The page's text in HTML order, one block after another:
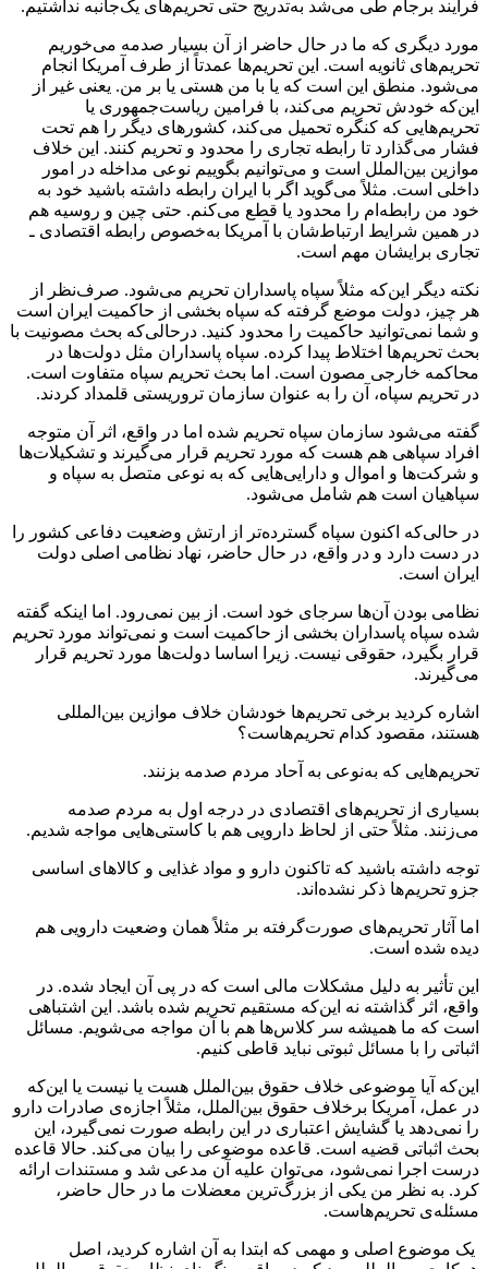
فرایند برجام طی می‌شد به‌تدریج حتی تحریم‌های یک‌جانبه نداشتیم.
مورد دیگری که ما در حال حاضر از آن بسیار صدمه می‌خوریم
تحریم‌های ثانویه است. این تحریم‌ها عمدتاً از طرف آمریکا انجام
می‌شود. منطق این است که یا با من هستی یا بر من. یعنی غیر از
این‌که خودش تحریم می‌کند، با فرامین ریاست‌جمهوری یا
تحریم‌هایی که کنگره تحمیل می‌کند، کشورهای دیگر را هم تحت
فشار می‌گذارد تا رابطه تجاری را محدود و تحریم کنند. این خلاف
موازین بین‌الملل است و می‌توانیم بگوییم نوعی مداخله در امور
داخلی است. مثلاً می‌گوید اگر با ایران رابطه داشته باشید خود به
خود من رابطه‌ام را محدود یا قطع می‌کنم. حتی چین و روسیه هم
در همین شرایط ارتباط‌شان با آمریکا به‌خصوص رابطه اقتصادی ـ
تجاری برایشان مهم است.
نکته دیگر این‌که مثلاً سپاه پاسداران تحریم می‌شود. صرف‌نظر از
هر چیز، دولت موضع گرفته که سپاه بخشی از حاکمیت ایران است
و شما نمی‌توانید حاکمیت را محدود کنید. درحالی‌که بحث مصونیت با
بحث تحریم‌ها اختلاط پیدا کرده. سپاه پاسداران مثل دولت‌ها در
محاکمه خارجی مصون است. اما بحث تحریم سپاه متفاوت است.
در تحریم سپاه، آن را به عنوان سازمان تروریستی قلمداد کردند.
گفته می‌شود سازمان سپاه تحریم شده اما در واقع، اثر آن متوجه
افراد سپاهی هم هست که مورد تحریم قرار می‌گیرند و تشکیلات‌ها
و شرکت‌ها و اموال و دارایی‌هایی که به نوعی متصل‌ به سپاه و
سپاهیان است هم شامل می‌شود.
در حالی‌که اکنون سپاه گسترده‌تر از ارتش وضعیت دفاعی کشور را
در دست دارد و در واقع، در حال حاضر، نهاد نظامی اصلی دولت
ایران است.
نظامی بودن آن‌ها سرجای خود است. از بین نمی‌رود. اما اینکه گفته
شده سپاه پاسداران بخشی از حاکمیت است و نمی‌تواند مورد تحریم
قرار بگیرد، حقوقی نیست. زیرا اساسا دولت‌ها مورد تحریم قرار
می‌گیرند.
اشاره کردید برخی تحریم‌ها خودشان خلاف موازین بین‌المللی
هستند، مقصود کدام تحریم‌هاست؟
تحریم‌هایی که به‌نوعی به آحاد مردم صدمه بزنند.
بسیاری از تحریم‌های اقتصادی در درجه اول به مردم صدمه
می‌زنند. مثلاً حتی از لحاظ دارویی هم با کاستی‌هایی مواجه شدیم.
توجه داشته باشید که تاکنون دارو و مواد غذایی و کالاهای اساسی
جزو تحریم‌ها ذکر نشده‌اند.
اما آثار تحریم‌های صورت‌گرفته بر مثلاً همان وضعیت دارویی هم
دیده شده است.
این تأثیر به دلیل مشکلات مالی است که در پی آن ایجاد شده. در
واقع، اثر گذاشته نه این‌که مستقیم تحریم شده باشد. این اشتباهی
است که ما همیشه سر کلاس‌ها هم با آن مواجه می‌شویم. مسائل
اثباتی را با مسائل ثبوتی نباید قاطی کنیم.
این‌که آیا موضوعی خلاف حقوق بین‌الملل هست یا نیست یا این‌که
در عمل، آمریکا برخلاف حقوق بین‌الملل، مثلاً اجازه‌ی صادرات دارو
را نمی‌دهد یا گشایش اعتباری در این رابطه صورت نمی‌گیرد، این
بحث اثباتی قضیه‌ است. قاعده موضوعی را بیان می‌کند. حالا قاعده
درست اجرا نمی‌شود، می‌توان علیه آن مدعی شد و مستندات ارائه
کرد. به نظر من یکی از بزرگ‌ترین معضلات ما در حال حاضر،
مسئله‌ی تحریم‌هاست.
یک موضوع اصلی و مهمی که ابتدا به آن اشاره کردید، اصل